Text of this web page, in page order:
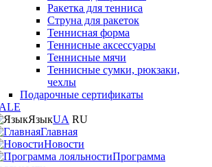
Ракетка для тенниса
Струна для ракеток
Теннисная форма
Теннисные аксессуары
Теннисные мячи
Теннисные сумки, рюкзаки,
чехлы
Подарочные сертификаты
ЯзыкUA RU
Главная
Новости
Программа